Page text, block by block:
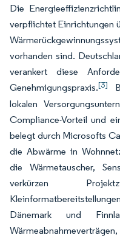
Die
verpflichtet Einrichtungen
vorhanden sind.
verankert diese
Genehmigungspraxis.[3]
lokalen
Compliance-Vorteil und
belegt durch Microsofts
die Abwärme in
die Wärmetauscher,
verkürzen
Dänemark und